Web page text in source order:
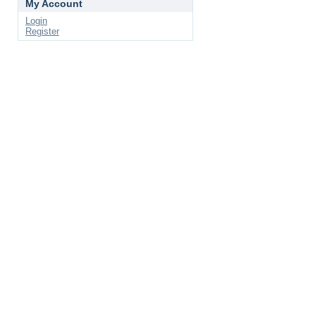
My Account
Login
Register